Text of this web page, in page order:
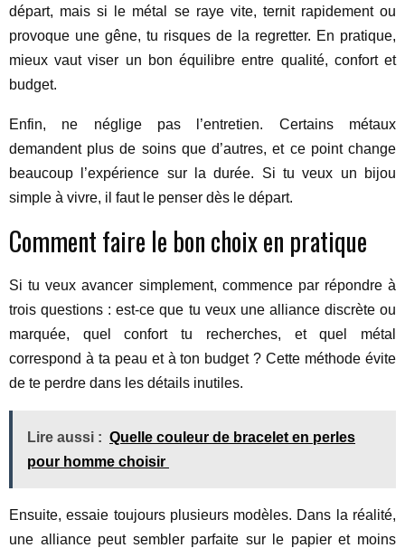
départ, mais si le métal se raye vite, ternit rapidement ou
provoque une gêne, tu risques de la regretter. En pratique,
mieux vaut viser un bon équilibre entre qualité, confort et
budget.
Enfin, ne néglige pas l’entretien. Certains métaux
demandent plus de soins que d’autres, et ce point change
beaucoup l’expérience sur la durée. Si tu veux un bijou
simple à vivre, il faut le penser dès le départ.
Comment faire le bon choix en pratique
Si tu veux avancer simplement, commence par répondre à
trois questions : est-ce que tu veux une alliance discrète ou
marquée, quel confort tu recherches, et quel métal
correspond à ta peau et à ton budget ? Cette méthode évite
de te perdre dans les détails inutiles.
Lire aussi : Quelle couleur de bracelet en perles
pour homme choisir
Ensuite, essaie toujours plusieurs modèles. Dans la réalité,
une alliance peut sembler parfaite sur le papier et moins